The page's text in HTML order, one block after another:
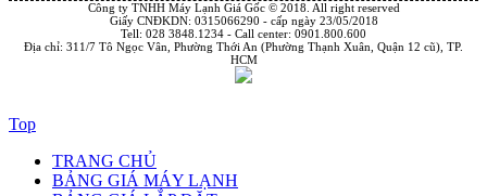
Công ty TNHH Máy Lạnh Giá Gốc © 2018. All right reserved
Giấy CNĐKDN: 0315066290 - cấp ngày 23/05/2018
Tell: 028 3848.1234 - Call center: 0901.800.600
Địa chỉ: 311/7 Tô Ngọc Vân, Phường Thới An (Phường Thạnh Xuân, Quận 12 cũ), TP.
HCM
Top
TRANG CHỦ
BẢNG GIÁ MÁY LẠNH